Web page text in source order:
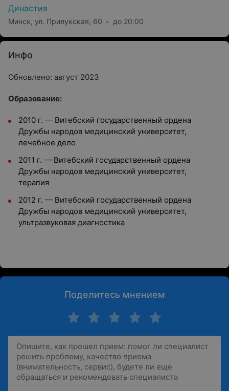
Династия
Минск, ул. Прилукская, 60 до 20:00
Инфо
Обновлено: август 2023
Oбразование:
2010 г. — Витебский государственный ордена
Дружбы народов медицинский университет,
лечебное дело
2011 г. — Витебский государственный ордена
Дружбы народов медицинский университет,
терапия
2012 г. — Витебский государственный ордена
Дружбы народов медицинский университет,
ультразвуковая диагностика
Поделитесь мнением